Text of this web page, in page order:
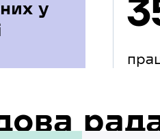
у